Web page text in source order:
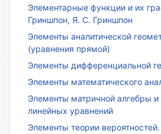
Элементарные функции и их
Гриншпон, Я. С. Гриншпон
Элементы аналитической
(уравнения прямой)
Элементы дифференциальной
Элементы математического
Элементы матричной алгебры и
линейных уравнений
Элементы теории